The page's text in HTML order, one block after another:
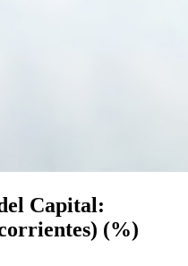
Capital:
(%)